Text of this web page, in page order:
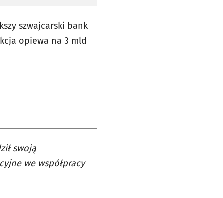
szwajcarski bank
opiewa na 3 mld
swoją
we współpracy